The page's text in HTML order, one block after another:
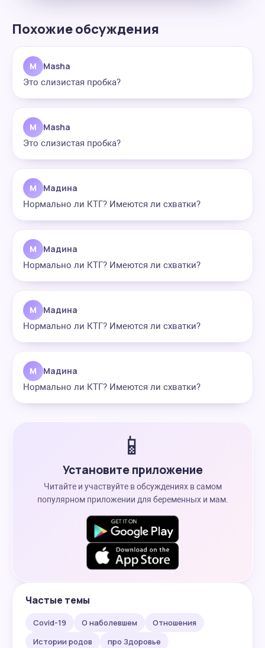
Похожие обсуждения
M Masha
Это слизистая пробка?
M Masha
Это слизистая пробка?
М Мадина
Нормально ли КТГ? Имеются ли схватки?
М Мадина
Нормально ли КТГ? Имеются ли схватки?
М Мадина
Нормально ли КТГ? Имеются ли схватки?
М Мадина
Нормально ли КТГ? Имеются ли схватки?
📱
Установите приложение
Читайте и участвуйте в обсуждениях в самом
популярном приложении для беременных и мам.
Частые темы
Covid-19 О наболевшем
Отношения
Истории родов
про Здоровье